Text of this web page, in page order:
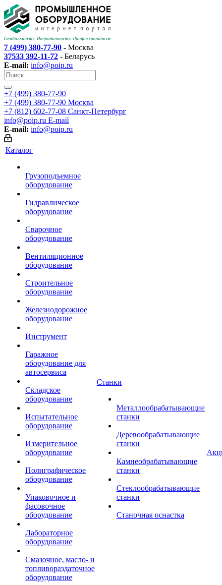
7 (499) 380-77-90 - Москва
37533 392-11-72 - Беларусь
E-mail: info@poip.ru
+7 (499) 380-77-90
+7 (499) 380-77-90 Москва
+7 (812) 602-77-08 Санкт-Петербург
info@poip.ru E-mail
E-mail: info@poip.ru
Каталог
Грузоподъемное
оборудование
Гидравлическое
оборудование
Сварочное
оборудование
Вентиляционное
оборудование
Строительное
оборудование
Железнодорожное
оборудование
Инструмент
Гаражное
оборудование для
автосервиса
Складское
оборудование
Испытательное
оборудование
Измерительное
оборудование
Полиграфическое
оборудование
Упаковочное и
фасовочное
оборудование
Лабораторное
оборудование
Смазочное, масло- и
топливораздаточное
оборудование
Станки
Металлообрабатывающие
станки
Деревообрабатывающие
станки
Камнеобрабатывающие
станки
Стеклообрабатывающие
станки
Станочная оснастка